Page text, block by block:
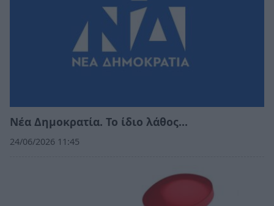
Νέα Δημοκρατία. Το ίδιο λάθος…
24/06/2026 11:45